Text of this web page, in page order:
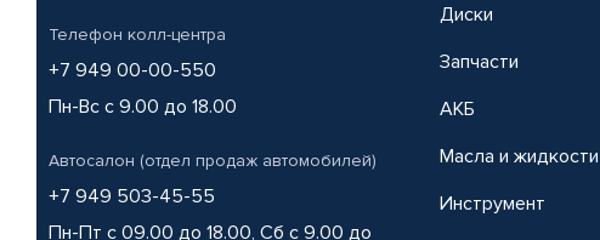
Телефон колл-центра
+7 949 00-00-550
Пн-Вс с 9.00 до 18.00
Автосалон (отдел продаж автомобилей)
+7 949 503-45-55
Пн-Пт с 09.00 до 18.00, Сб с 9.00 до
Диски
Запчасти
АКБ
Масла и жидкости
Инструмент